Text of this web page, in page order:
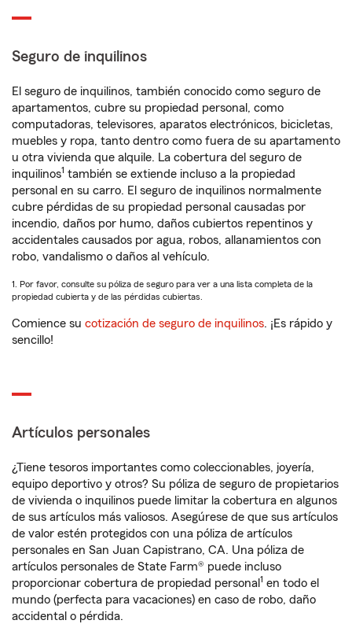
Seguro de inquilinos
El seguro de inquilinos, también conocido como seguro de
apartamentos, cubre su propiedad personal, como
computadoras, televisores, aparatos electrónicos, bicicletas,
muebles y ropa, tanto dentro como fuera de su apartamento
u otra vivienda que alquile. La cobertura del seguro de
inquilinos1 también se extiende incluso a la propiedad
personal en su carro. El seguro de inquilinos normalmente
cubre pérdidas de su propiedad personal causadas por
incendio, daños por humo, daños cubiertos repentinos y
accidentales causados por agua, robos, allanamientos con
robo, vandalismo o daños al vehículo.
1. Por favor, consulte su póliza de seguro para ver a una lista completa de la
propiedad cubierta y de las pérdidas cubiertas.
Comience su cotización de seguro de inquilinos. ¡Es rápido y
sencillo!
Artículos personales
¿Tiene tesoros importantes como coleccionables, joyería,
equipo deportivo y otros? Su póliza de seguro de propietarios
de vivienda o inquilinos puede limitar la cobertura en algunos
de sus artículos más valiosos. Asegúrese de que sus artículos
de valor estén protegidos con una póliza de artículos
personales en San Juan Capistrano, CA. Una póliza de
artículos personales de State Farm® puede incluso
proporcionar cobertura de propiedad personal 1 en todo el
mundo (perfecta para vacaciones) en caso de robo, daño
accidental o pérdida.